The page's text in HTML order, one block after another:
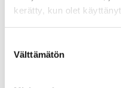
kerätty, kun olet
valinta
Välttämätön